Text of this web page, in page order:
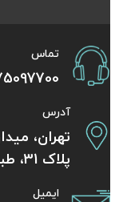
تماس
75097700
آدرس
تهران،
پلاک 31، طبقه همکف
ایمیل